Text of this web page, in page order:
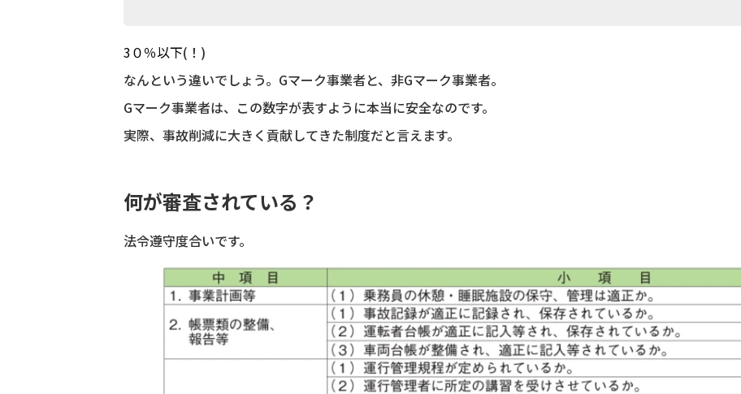
3０％以下(！)
なんという違いでしょう。Gマーク事業者と、非Gマーク事業者。
Gマーク事業者は、この数字が表すように本当に安全なのです。
実際、事故削減に大きく貢献してきた制度だと言えます。
何が審査されている？
法令遵守度合いです。